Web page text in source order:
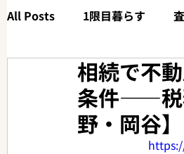
All Posts 1限目暮らす
4限目体験する 【90秒
ニューリリース お役立ち
相続で不
条件——税
野・岡谷】